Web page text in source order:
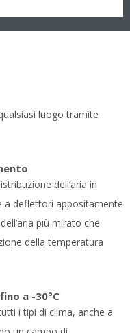
luogo tramite
dell’aria in
a deflettori appositamente
più mirato che
della temperatura
a -30°C
i tipi di clima, anche a